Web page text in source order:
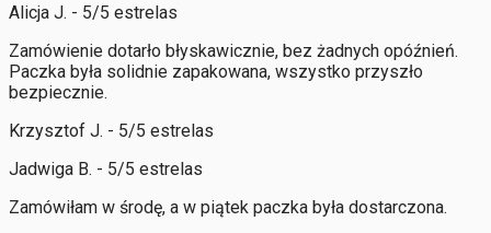
Alicja J. - 5/5 estrelas
Zamówienie dotarło błyskawicznie, bez żadnych opóźnień.
Paczka była solidnie zapakowana, wszystko przyszło
bezpiecznie.
Krzysztof J. - 5/5 estrelas
Jadwiga B. - 5/5 estrelas
Zamówiłam w środę, a w piątek paczka była dostarczona.